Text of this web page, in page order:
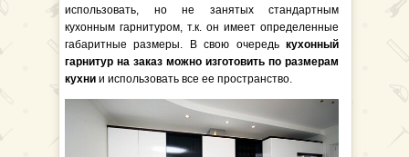
использовать, но не занятых стандартным
кухонным гарнитуром, т.к. он имеет определенные
габаритные размеры. В свою очередь кухонный
гарнитур на заказ можно изготовить по размерам
кухни и использовать все ее пространство.